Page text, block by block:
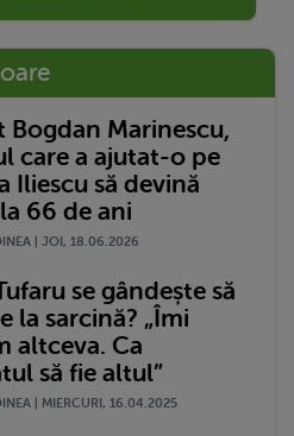
Bogdan Marinescu,
care a ajutat-o pe
Iliescu să devină
66 de ani
| JOI, 18.06.2026
se gândește să
la sarcină? „Îmi
altceva. Ca
să fie altul”
| MIERCURI, 16.04.2025